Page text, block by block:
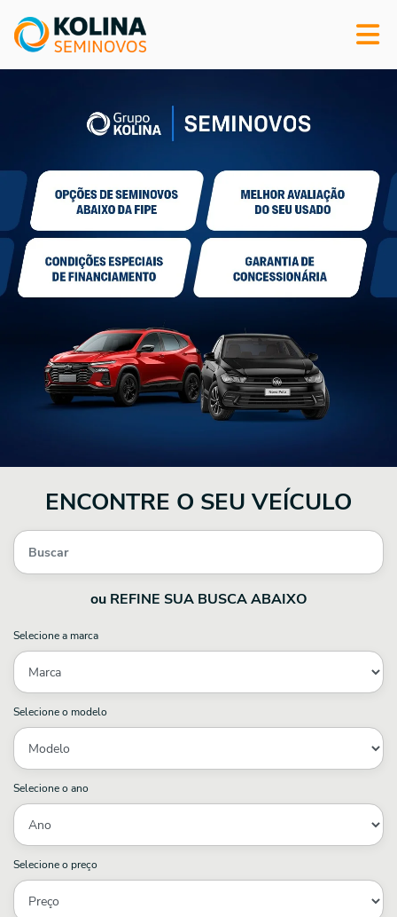
ENCONTRE O SEU VEÍCULO
ou REFINE SUA BUSCA ABAIXO
Selecione a marca
Selecione o modelo
Selecione o ano
Selecione o preço